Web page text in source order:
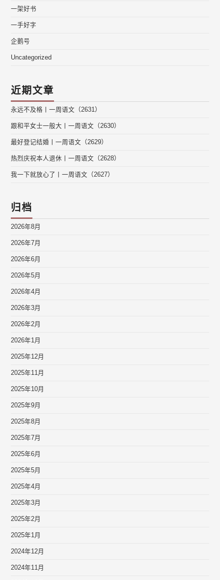
一架好书
一手好字
企鹅号
Uncategorized
近期文章
永远不及格丨一周语文（2631）
跟和平女士一般大丨一周语文（2630）
最好登记结婚丨一周语文（2629）
热烈庆祝本人退休丨一周语文（2628）
我一下就放心了丨一周语文（2627）
归档
2026年8月
2026年7月
2026年6月
2026年5月
2026年4月
2026年3月
2026年2月
2026年1月
2025年12月
2025年11月
2025年10月
2025年9月
2025年8月
2025年7月
2025年6月
2025年5月
2025年4月
2025年3月
2025年2月
2025年1月
2024年12月
2024年11月